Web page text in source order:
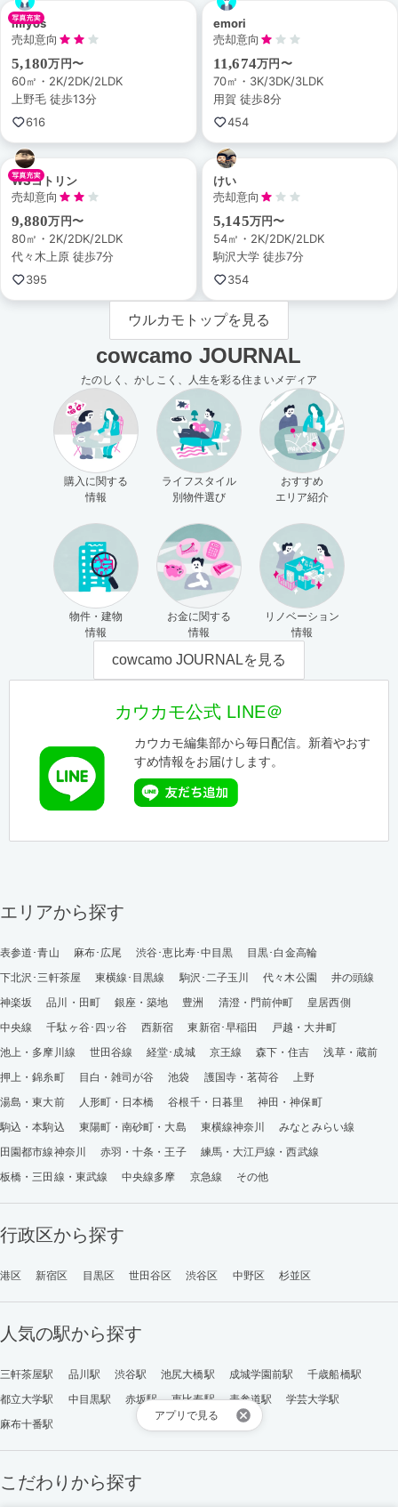
アプリで見る
miyos
売却意向
5,180万円〜
60㎡・2K/2DK/2LDK
上野毛 徒歩13分
616
emori
売却意向
11,674万円〜
70㎡・3K/3DK/3LDK
用賀 徒歩8分
454
WSコトリン
売却意向
9,880万円〜
80㎡・2K/2DK/2LDK
代々木上原 徒歩7分
395
けい
売却意向
5,145万円〜
54㎡・2K/2DK/2LDK
駒沢大学 徒歩7分
354
ウルカモトップを見る
cowcamo JOURNAL
たのしく、かしこく、人生を彩る住まいメディア
購入に関する
情報
ライフスタイル
別物件選び
おすすめ
エリア紹介
物件・建物
情報
お金に関する
情報
リノベーション
情報
cowcamo JOURNALを見る
カウカモ公式 LINE＠
カウカモ編集部から毎日配信。新着やおす
すめ情報をお届けします。
エリアから探す
表参道･青山 麻布･広尾 渋谷･恵比寿･中目黒
目黒･白金高輪
下北沢･三軒茶屋
東横線･目黒線 駒沢･二子玉川 代々木公園
井の頭線
神楽坂
品川・田町 銀座・築地 豊洲 清澄・門前仲町
皇居西側
中央線
千駄ヶ谷･四ッ谷 西新宿 東新宿･早稲田
戸越・大井町
池上・多摩川線
世田谷線 経堂･成城 京王線 森下・住吉
浅草・蔵前
押上・錦糸町
目白・雑司が谷 池袋 護国寺・茗荷谷
上野
湯島・東大前
人形町・日本橋 谷根千・日暮里
神田・神保町
駒込・本駒込
東陽町・南砂町・大島 東横線神奈川
みなとみらい線
田園都市線神奈川
赤羽・十条・王子
練馬・大江戸線・西武線
板橋・三田線・東武線
中央線多摩 京急線 その他
行政区から探す
港区 新宿区 目黒区 世田谷区 渋谷区 中野区 杉並区
人気の駅から探す
三軒茶屋駅 品川駅 渋谷駅 池尻大橋駅 成城学園前駅
千歳船橋駅
都立大学駅
中目黒駅 赤坂駅 恵比寿駅 表参道駅
学芸大学駅
麻布十番駅
こだわりから探す